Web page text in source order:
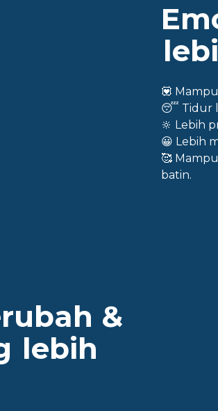
💟
😴 Tidur
🔆 Lebih
😀 Lebih
🥰
batin.
&
lebih